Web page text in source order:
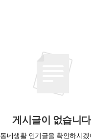
게시글이 없습니
동네생활 인기글을 확인하시겠